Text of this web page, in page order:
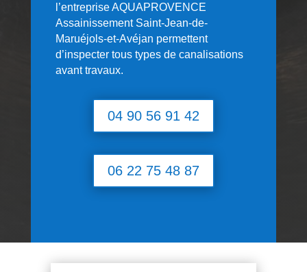
l’entreprise AQUAPROVENCE
Assainissement Saint-Jean-de-
Maruéjols-et-Avéjan permettent
d’inspecter tous types de canalisations
avant travaux.
04 90 56 91 42
06 22 75 48 87